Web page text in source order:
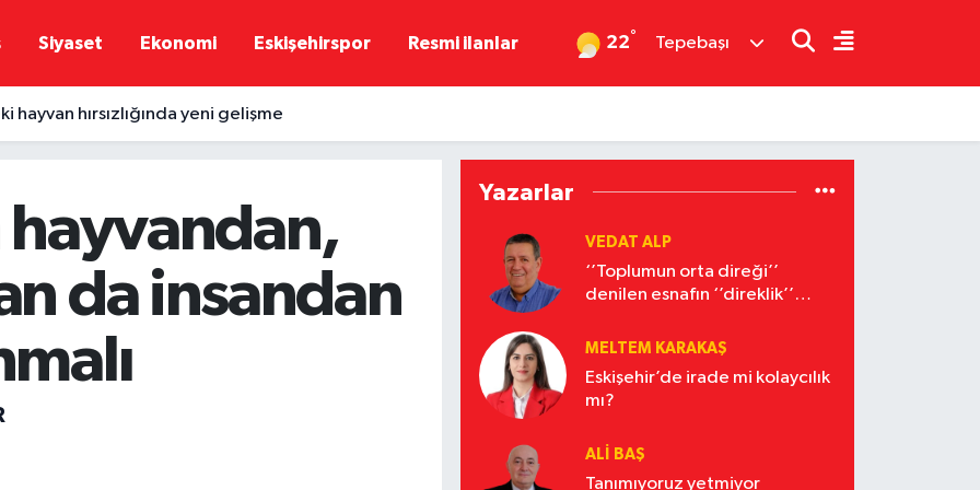
Siyaset Ekonomi Eskişehirspor Resmi ilanlar 22° Tepebaşı
hayvan hırsızlığında yeni gelişme
hayvandan,
da insandan
Yazarlar
VEDAT ALP
‘’Toplumun orta direği’’
denilen esnafın ‘’direklik’’
MELTEM KARAKAŞ
Eskişehir’de irade mi kolaycılık
mı?
ALI BAŞ
Tanımıyoruz yetmiyor